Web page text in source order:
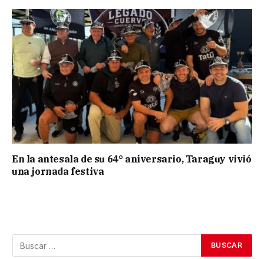
En la antesala de su 64° aniversario, Taraguy vivió
una jornada festiva